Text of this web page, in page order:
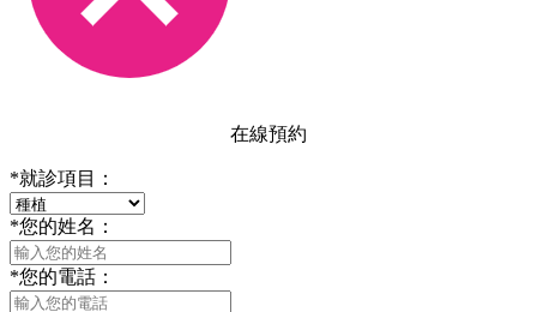
在線預約
*就診項目：
*您的姓名：
*您的電話：